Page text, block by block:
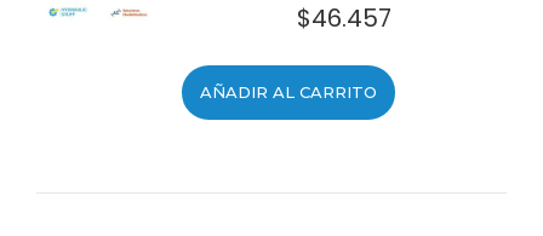
$46.457
AÑADIR AL CARRITO